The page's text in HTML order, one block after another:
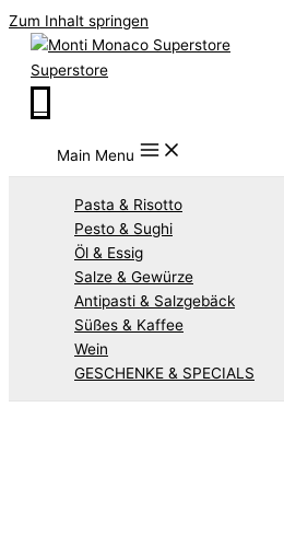
Zum Inhalt springen
Superstore
Main Menu
Pasta & Risotto
Pesto & Sughi
Öl & Essig
Salze & Gewürze
Antipasti & Salzgebäck
Süßes & Kaffee
Wein
GESCHENKE & SPECIALS